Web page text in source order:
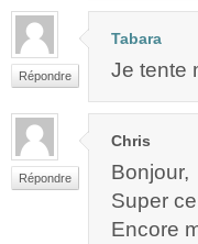
Répondre
Tabara
Je tente
Répondre
Chris
Bonjour,
Super
Encore